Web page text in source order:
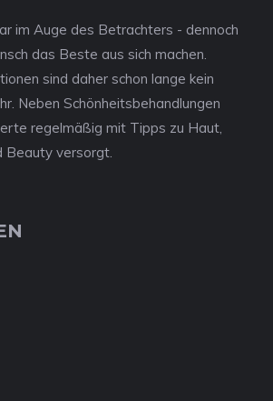
im Auge des Betrachters - dennoch
das Beste aus sich machen.
sind daher schon lange kein
Neben Schönheitsbehandlungen
regelmäßig mit Tipps zu Haut,
Beauty versorgt.